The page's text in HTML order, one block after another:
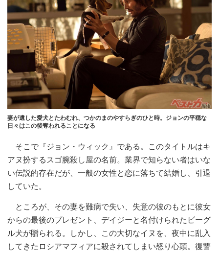
妻が遺した愛犬とたわむれ、つかのまのやすらぎのひと時。ジョンの平穏な
日々はこの後奪われることになる
そこで『ジョン・ウィック』である。このタイトルはキ
アヌ扮するスゴ腕殺し屋の名前。業界で知らない者はいな
い伝説的存在だが、一般の女性と恋に落ちて結婚し、引退
していた。
ところが、その妻を難病で失い、失意の彼のもとに彼女
からの最後のプレゼント、デイジーと名付けられたビーグ
ル犬が贈られる。しかし、この大切なイヌを、夜中に乱入
してきたロシアマフィアに殺されてしまい怒り心頭。復讐